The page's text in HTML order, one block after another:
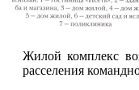
Жилой комплекс
расселения